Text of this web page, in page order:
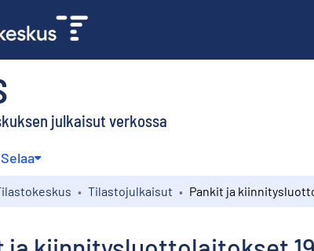
julkaisut verkossa
Selaa
Tilastojulkaisut